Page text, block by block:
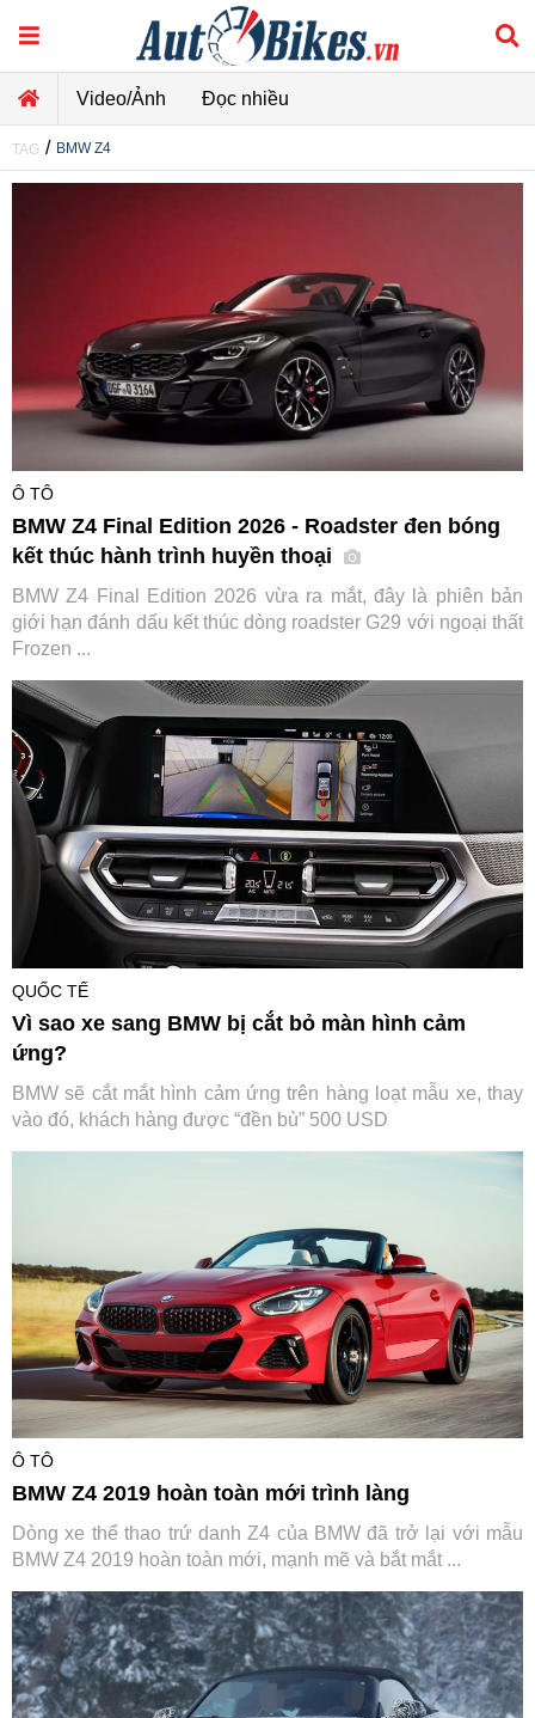
Video/Ảnh Đọc nhiều
TAG / BMW Z4
Ô TÔ
BMW Z4 Final Edition 2026 - Roadster đen bóng
kết thúc hành trình huyền thoại
BMW Z4 Final Edition 2026 vừa ra mắt, đây là phiên bản
giới hạn đánh dấu kết thúc dòng roadster G29 với ngoại thất
Frozen ...
QUỐC TẾ
Vì sao xe sang BMW bị cắt bỏ màn hình cảm
ứng?
BMW sẽ cắt mắt hình cảm ứng trên hàng loạt mẫu xe, thay
vào đó, khách hàng được “đền bù” 500 USD
Ô TÔ
BMW Z4 2019 hoàn toàn mới trình làng
Dòng xe thể thao trứ danh Z4 của BMW đã trở lại với mẫu
BMW Z4 2019 hoàn toàn mới, mạnh mẽ và bắt mắt ...